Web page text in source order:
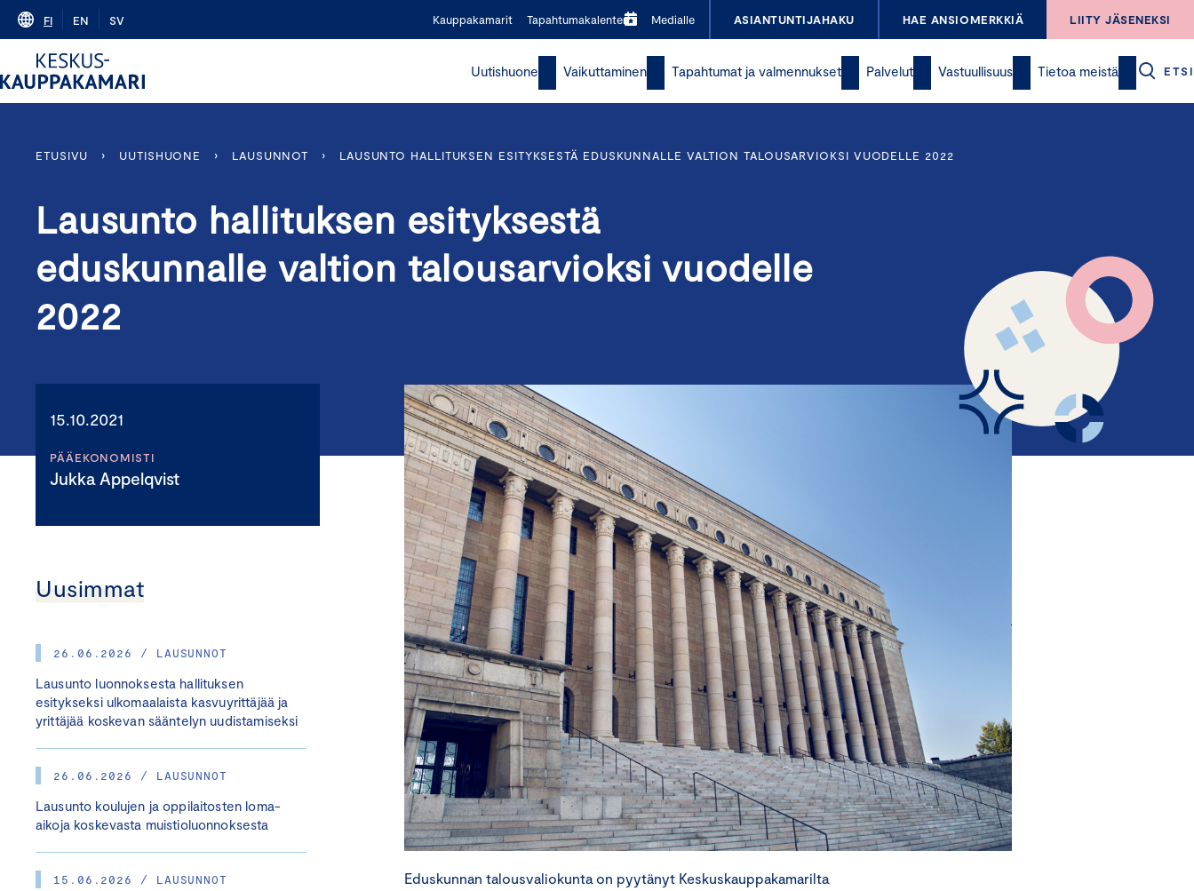
Skip
content
FI EN SV Kauppakamarit Tapahtumakalenteri Medialle ASIANTUNTIJAHAKU HAE ANSIOMERKKIÄ LIITY JÄSENEKSI
Uutishuone Vaikuttaminen Tapahtumat ja valmennukset Palvelut Vastuullisuus Tietoa meistä ETSI
ETUSIVU › UUTISHUONE › LAUSUNNOT › LAUSUNTO HALLITUKSEN ESITYKSESTÄ EDUSKUNNALLE VALTION TALOUSARVIOKSI VUODELLE 2022
Lausunto hallituksen esityksestä
eduskunnalle valtion talousarvioksi vuodelle
2022
15.10.2021
PÄÄEKONOMISTI
Jukka Appelqvist
Uusimmat
26.06.2026 / LAUSUNNOT
Lausunto luonnoksesta hallituksen
esitykseksi ulkomaalaista kasvuyrittäjää ja
yrittäjää koskevan sääntelyn uudistamiseksi
26.06.2026 / LAUSUNNOT
Lausunto koulujen ja oppilaitosten loma-
aikoja koskevasta muistioluonnoksesta
15.06.2026 / LAUSUNNOT
Eduskunnan talousvaliokunta on pyytänyt Keskuskauppakamarilta